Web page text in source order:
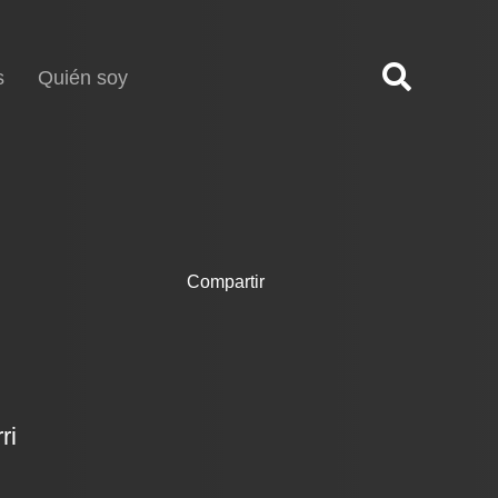
Quién soy
Compartir